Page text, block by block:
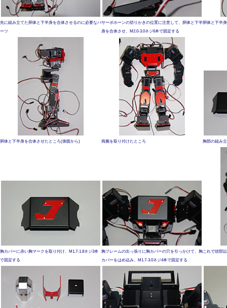
先に組み立てた胴体と下半身を合体させるのに必要なパ
ーツ
サーボホーンの切りかきの位置に注意して、胴体と下半
身を合体させ、M2.0-3.0ネジ6本で固定する
胴体と下半
胴体と下半身を合体させたところ(側面から) 両腕を取り付けたところ 胸部の組み
胸カバーに赤い胸マークを取り付け、M1.7-1.8ネジ3本
で固定する
胸フレームの出っ張りに胸カバーの穴を引っかけて、胸
カバーをはめ込み、M1.7-3.0ネジ4本で固定する
これで頭部